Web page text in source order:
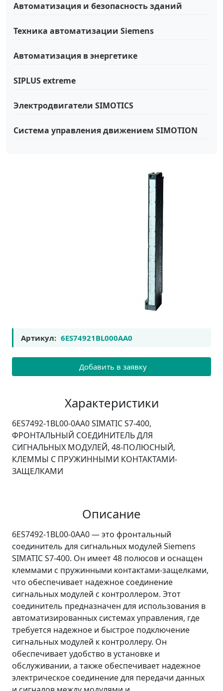
Автоматизация и безопасность зданий
Техника автоматизации Siemens
Автоматизация в энергетике
SIPLUS extreme
Электродвигатели SIMOTICS
Система управления движением SIMOTION
Артикул: 6ES74921BL000AA0
Добавить в заявку
Характеристики
6ES7492-1BL00-0AA0 SIMATIC S7-400,
ФРОНТАЛЬНЫЙ СОЕДИНИТЕЛЬ ДЛЯ
СИГНАЛЬНЫХ МОДУЛЕЙ, 48-ПОЛЮСНЫЙ,
КЛЕММЫ С ПРУЖИННЫМИ КОНТАКТАМИ-
ЗАЩЕЛКАМИ
Описание
6ES7492-1BL00-0AA0 — это фронтальный
соединитель для сигнальных модулей Siemens
SIMATIC S7-400. Он имеет 48 полюсов и оснащен
клеммами с пружинными контактами-защелками,
что обеспечивает надежное соединение
сигнальных модулей с контроллером. Этот
соединитель предназначен для использования в
автоматизированных системах управления, где
требуется надежное и быстрое подключение
сигнальных модулей к контроллеру. Он
обеспечивает удобство в установке и
обслуживании, а также обеспечивает надежное
электрическое соединение для передачи данных